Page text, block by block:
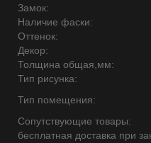
Замок:
Наличие фаски:
Оттенок:
Декор:
Толщина общая,мм:
Тип рисунка:
Тип помещения:
Сопутствующие товары:
бесплатная доставка при